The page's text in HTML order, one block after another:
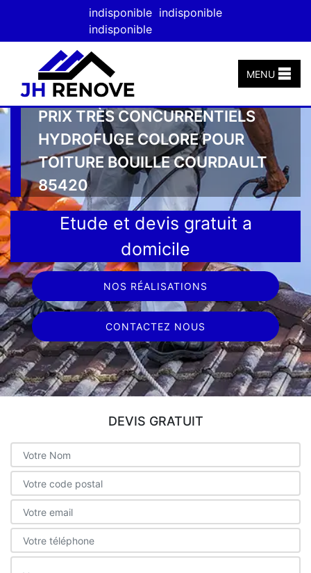
indisponible indisponible
indisponible
MENU
PRIX TRÈS CONCURRENTIELS
HYDROFUGE COLORE POUR
TOITURE BOUILLE COURDAULT
85420
Etude et devis gratuit a
domicile
NOS RÉALISATIONS
CONTACTEZ NOUS
DEVIS GRATUIT